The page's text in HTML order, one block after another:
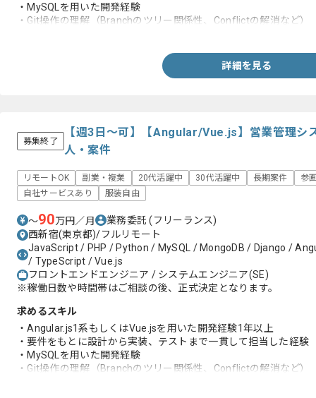
・MySQLを用いた開発経験
・Git操作の理解（Branchのツリー関係性、Conflictの解消など）
詳細を見る
募集終了
【週3日～可】【Angular/Vue.js】営業管理シ
人・案件
リモートOK 副業・複業 20代活躍中 30代活躍中 長期案件
参
自社サービスあり
服装自由
〜90万円／月 業務委託(フリーランス)
西新宿(東京都)/フルリモート
JavaScript / PHP / Python / MySQL / MongoDB / Django /
/ TypeScript / Vue.js
フロントエンドエンジニア / システムエンジニア(SE)
※稼働日数や時間帯はご相談の後、正式決定となります。
求めるスキル
・Angular.js1系もしくはVue.jsを用いた開発経験1年以上
・要件をもとに設計から実装、テストまで一貫して担当した経験
・MySQLを用いた開発経験
・Git操作の理解（Branchのツリー関係性、Conflictの解消など）